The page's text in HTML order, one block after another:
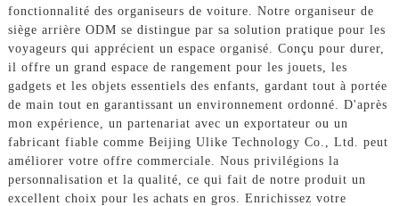
fonctionnalité des organiseurs de voiture. Notre organiseur de
siège arrière ODM se distingue par sa solution pratique pour les
voyageurs qui apprécient un espace organisé. Conçu pour durer,
il offre un grand espace de rangement pour les jouets, les
gadgets et les objets essentiels des enfants, gardant tout à portée
de main tout en garantissant un environnement ordonné. D'après
mon expérience, un partenariat avec un exportateur ou un
fabricant fiable comme Beijing Ulike Technology Co., Ltd. peut
améliorer votre offre commerciale. Nous privilégions la
personnalisation et la qualité, ce qui fait de notre produit un
excellent choix pour les achats en gros. Enrichissez votre